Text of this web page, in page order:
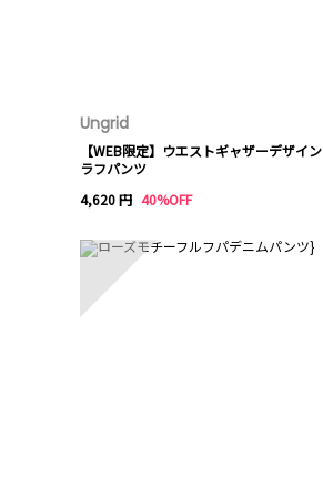
Ungrid
【WEB限定】ウエストギャザーデザイン
ラフパンツ
4,620 円 40%OFF